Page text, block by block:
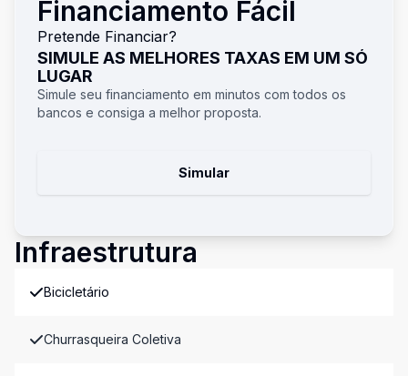
Financiamento Fácil
Pretende Financiar?
SIMULE AS MELHORES TAXAS EM UM SÓ
LUGAR
Simule seu financiamento em minutos com todos os
bancos e consiga a melhor proposta.
Simular
Infraestrutura
Bicicletário
Churrasqueira Coletiva